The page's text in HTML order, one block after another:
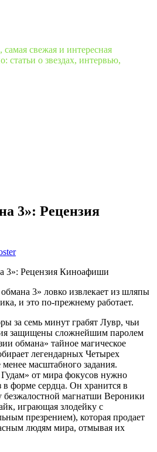
свежая и интересная
статьи о звездах, интервью,
3»: Рецензия
3» ловко извлекает из шляпы
и это по-прежнему работает.
за семь минут грабят Лувр, чьи
защищены сложнейшим паролем
обмана» тайное магическое
легендарных Четырех
масштабного задания.
от мира фокусов нужно
в форме сердца. Он хранится в
безжалостной магнатши Вероники
играющая злодейку с
презрением), которая продает
людям мира, отмывая их